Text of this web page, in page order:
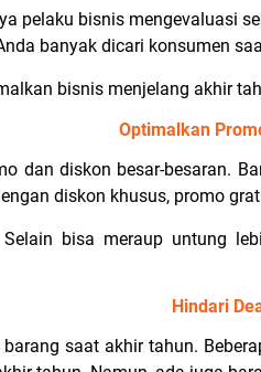
pelaku bisnis mengevaluasi
banyak dicari konsumen
bisnis menjelang akhir
Optimalkan
dan diskon besar-besaran.
diskon khusus, promo
bisa meraup untung
Hindari
saat akhir tahun.